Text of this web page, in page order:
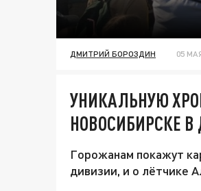
ДМИТРИЙ БОРОЗДИН 05
УНИКАЛЬНУЮ
НОВОСИБИРСКЕ
Горожанам покажут
дивизии, и о лётчике